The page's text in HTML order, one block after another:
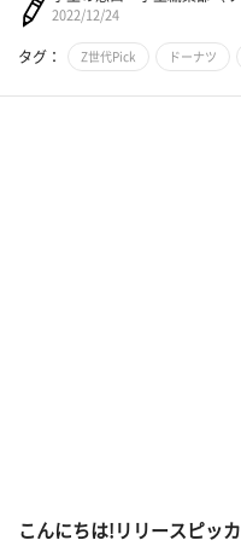
2022/12/24
タグ： Z世代Pick ドーナツ
こんにちは!リリースピッ